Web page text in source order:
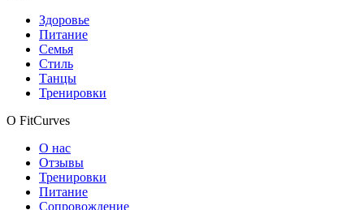
Здоровье
Питание
Семья
Стиль
Танцы
Тренировки
О FitCurves
О нас
Отзывы
Тренировки
Питание
Сопровождение